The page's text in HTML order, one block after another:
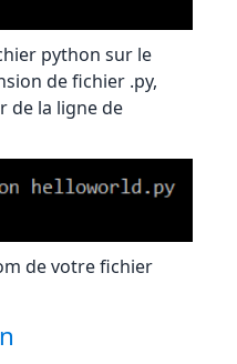
python sur le
de fichier .py,
de la ligne de
de votre fichier